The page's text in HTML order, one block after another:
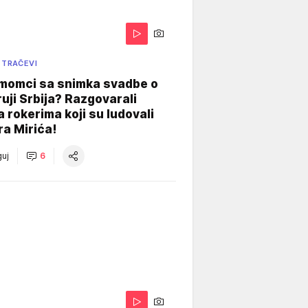
sa snimka svadbe o
Srbija? Razgovarali
rokerima koji su ludovali
Mirića!
6